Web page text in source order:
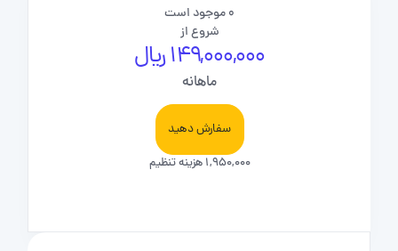
0 موجود است
شروع از
149,000,000 ریال
ماهانه
سفارش دهید
1,950,000 هزینه تنظیم